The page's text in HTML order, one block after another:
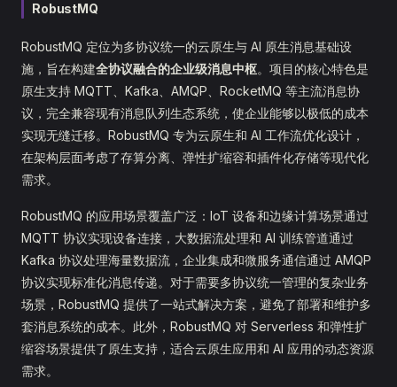
RobustMQ
RobustMQ 定位为多协议统一的云原生与 AI 原生消息基础设
施，旨在构建全协议融合的企业级消息中枢。项目的核心特色是
原生支持 MQTT、Kafka、AMQP、RocketMQ 等主流消息协
议，完全兼容现有消息队列生态系统，使企业能够以极低的成本
实现无缝迁移。RobustMQ 专为云原生和 AI 工作流优化设计，
在架构层面考虑了存算分离、弹性扩缩容和插件化存储等现代化
需求。
RobustMQ 的应用场景覆盖广泛：IoT 设备和边缘计算场景通过
MQTT 协议实现设备连接，大数据流处理和 AI 训练管道通过
Kafka 协议处理海量数据流，企业集成和微服务通信通过 AMQP
协议实现标准化消息传递。对于需要多协议统一管理的复杂业务
场景，RobustMQ 提供了一站式解决方案，避免了部署和维护多
套消息系统的成本。此外，RobustMQ 对 Serverless 和弹性扩
缩容场景提供了原生支持，适合云原生应用和 AI 应用的动态资源
需求。